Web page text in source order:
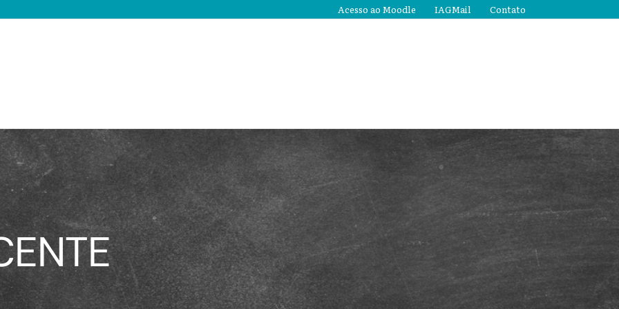
Acesso ao Moodle IAGMail Contato